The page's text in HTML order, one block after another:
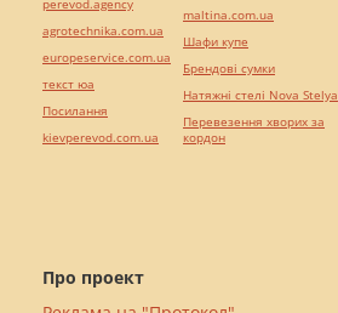
Про проект
perevod.agency
agrotechnika.com.ua
europeservice.com.ua
текст юа
Посилання
kievperevod.com.ua
maltina.com.ua
Шафи купе
Брендові сумки
Натяжні стелі Nova Stelya
Перевезення хворих за
кордон